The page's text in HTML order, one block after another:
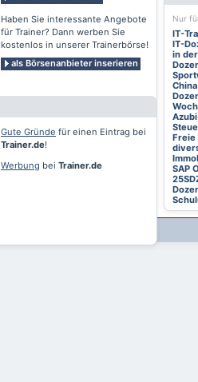
Haben Sie interessante Angebote
für Trainer? Dann werben Sie
kostenlos in unserer Trainerbörse!
als Börsenanbieter inserieren
Gute Gründe für einen Eintrag bei
Trainer.de!
Werbung bei Trainer.de
Nur
IT-
IT-
in
China
Freie
SAP